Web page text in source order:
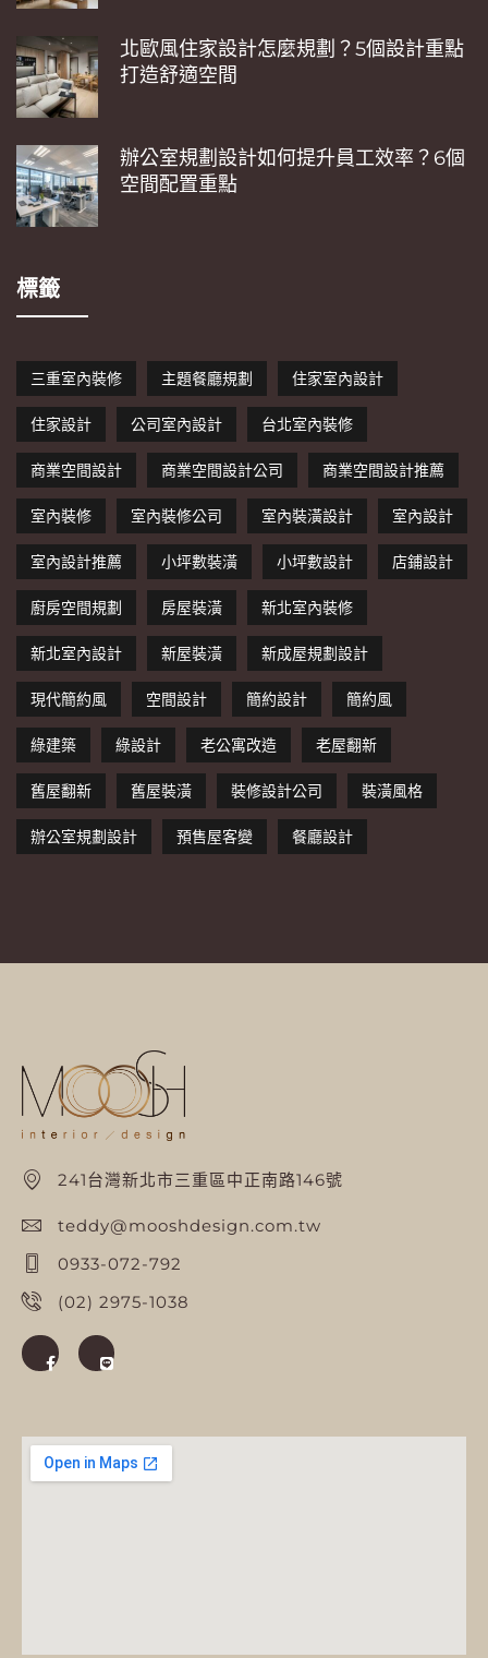
北歐風住家設計怎麼規劃？5個設計重點
打造舒適空間
辦公室規劃設計如何提升員工效率？6個
空間配置重點
標籤
三重室內裝修 主題餐廳規劃
住家室內設計
住家設計
公司室內設計
台北室內裝修
商業空間設計
商業空間設計公司
商業空間設計推薦
室內裝修
室內裝修公司 室內裝潢設計
室內設計
室內設計推薦
小坪數裝潢 小坪數設計
店鋪設計
廚房空間規劃
房屋裝潢
新北室內裝修
新北室內設計
新屋裝潢
新成屋規劃設計
現代簡約風
空間設計 簡約設計
簡約風
綠建築
綠設計 老公寓改造
老屋翻新
舊屋翻新
舊屋裝潢 裝修設計公司
裝潢風格
辦公室規劃設計
預售屋客變 餐廳設計
241台灣新北市三重區中正南路146號
teddy@mooshdesign.com.tw
0933-072-792
(02) 2975-1038